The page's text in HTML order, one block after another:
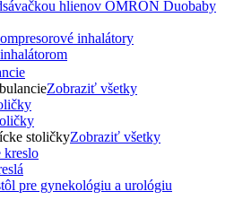
Zobraziť všetky
stoličkyZobraziť všetky